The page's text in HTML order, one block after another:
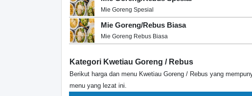
Mie Goreng Spesial
Mie Goreng/Rebus Biasa
Mie Goreng Rebus Biasa
Kategori Kwetiau Goreng / Rebus
Berikut harga dan menu Kwetiau Goreng / Rebus yang
menu yang lezat ini.